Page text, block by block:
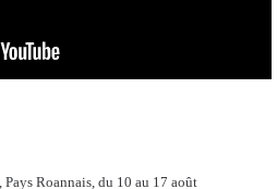
Roannais, du 10 au 17 août